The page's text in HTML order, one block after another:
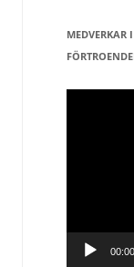
MEDVERKAR
00:00